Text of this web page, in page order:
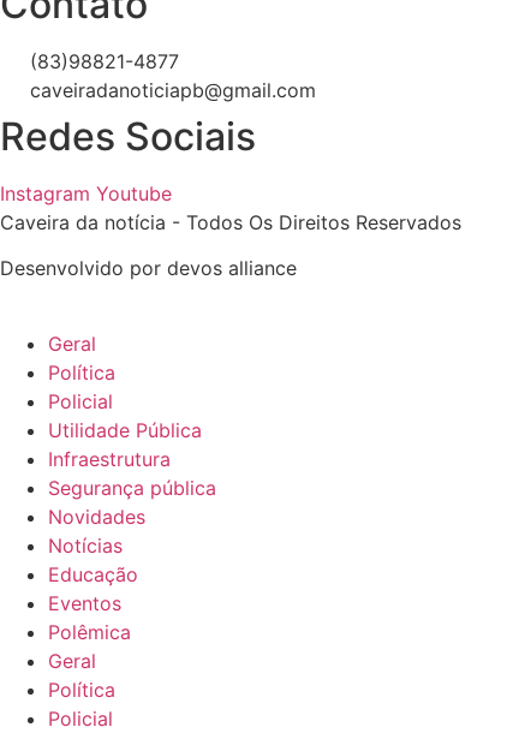
(83)98821-4877
caveiradanoticiapb@gmail.com
Redes Sociais
Instagram Youtube
Caveira da notícia - Todos Os Direitos Reservados
Desenvolvido por devos alliance
Geral
Política
Policial
Utilidade Pública
Infraestrutura
Segurança pública
Novidades
Notícias
Educação
Eventos
Polêmica
Geral
Política
Policial